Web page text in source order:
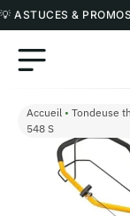
💡 ASTUCES &
Accueil • Tondeuse
548 S